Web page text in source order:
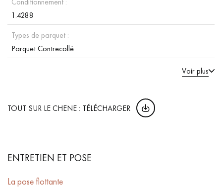
1.4288
Types de parquet :
Parquet Contrecollé
Voir plus
TOUT SUR LE CHENE : TÉLÉCHARGER
ENTRETIEN ET POSE
La pose flottante